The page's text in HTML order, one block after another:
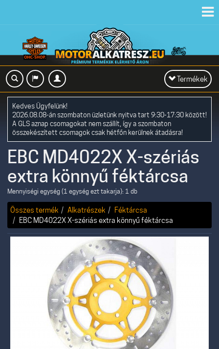
Toggle
navigation
Termékek
Kedves Ügyfelünk!
2026.08.08-án szombaton üzletünk nyitva tart 9:30-17:30 között!
A GLS aznap csomagokat nem szállít, így a szombaton
összekészített csomagok csak hétfőn kerülnek átadásra!
EBC MD4022X X-szériás
extra könnyű féktárcsa
Mennyiségi egység (1 egység ezt takarja): 1 db
Összes termék Alkatrészek
Féktárcsa
EBC MD4022X X-szériás extra könnyű féktárcsa